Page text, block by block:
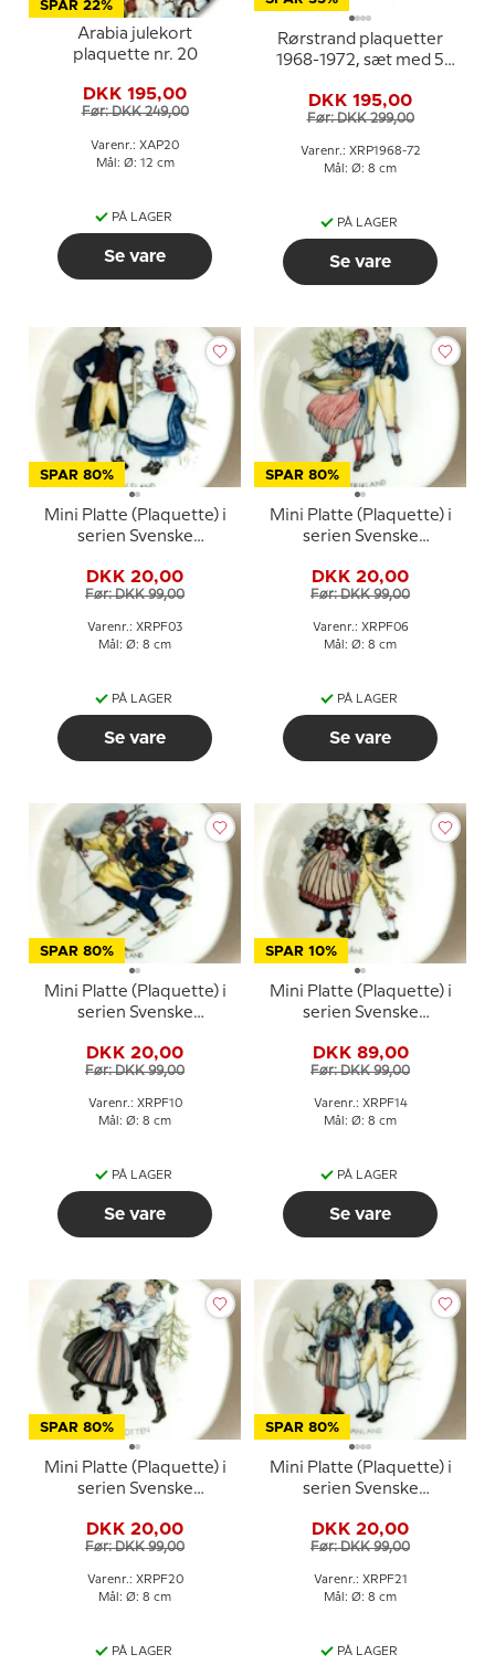
SPAR 22%
Arabia julekort
plaquette nr. 20
DKK 195,00
Før: DKK 249,00
Varenr.: XAP20
Mål: Ø: 12 cm
PÅ LAGER
Se vare
Rørstrand plaquetter
1968-1972, sæt med 5
DKK 195,00
Før: DKK 299,00
Varenr.: XRP1968-72
Mål: Ø: 8 cm
PÅ LAGER
Se vare
SPAR 80%
Mini Platte (Plaquette) i
serien Svenske
Dalsland
DKK 20,00
Før: DKK 99,00
Varenr.: XRPF03
Mål: Ø: 8 cm
PÅ LAGER
Se vare
SPAR 80%
Mini Platte (Plaquette) i
serien Svenske
Gästrikland
DKK 20,00
Før: DKK 99,00
Varenr.: XRPF06
Mål: Ø: 8 cm
PÅ LAGER
Se vare
SPAR 80%
Mini Platte (Plaquette) i
serien Svenske
Lappland
DKK 20,00
Før: DKK 99,00
Varenr.: XRPF10
Mål: Ø: 8 cm
PÅ LAGER
Se vare
SPAR 10%
Mini Platte (Plaquette) i
serien Svenske
Skåne
DKK 89,00
Før: DKK 99,00
Varenr.: XRPF14
Mål: Ø: 8 cm
PÅ LAGER
Se vare
SPAR 80%
Mini Platte (Plaquette) i
serien Svenske
Västerbotten
DKK 20,00
Før: DKK 99,00
Varenr.: XRPF20
Mål: Ø: 8 cm
PÅ LAGER
SPAR 80%
Mini Platte (Plaquette) i
serien Svenske
Ångermanland
DKK 20,00
Før: DKK 99,00
Varenr.: XRPF21
Mål: Ø: 8 cm
PÅ LAGER